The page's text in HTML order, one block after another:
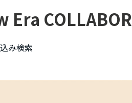
Era
み検索